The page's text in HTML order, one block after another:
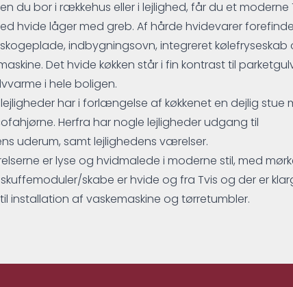
du bor i rækkehus eller i lejlighed, får du et moderne
hvide låger med greb. Af hårde hvidevarer
indbygningsovn, integreret kølefryseskab
Det hvide køkken står i fin kontrast til
i hele boligen.
har i forlængelse af køkkenet en dejlig stue
Herfra har nogle lejligheder udgang til
uderum, samt lejlighedens værelser.
er lyse og hvidmalede i moderne stil, med
skuffemoduler/skabe er hvide og fra Tvis og der er
installation af vaskemaskine og tørretumbler.